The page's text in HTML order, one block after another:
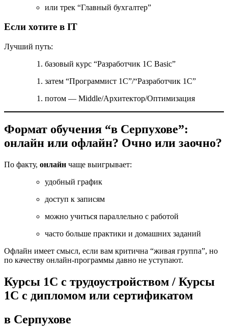
или трек “Главный бухгалтер”
Если хотите в IT
Лучший путь:
базовый курс “Разработчик 1С Basic”
затем “Программист 1С”/“Разработчик 1С”
потом — Middle/Архитектор/Оптимизация
Формат обучения “в Серпухове”:
онлайн или офлайн? Очно или заочно?
По факту, онлайн чаще выигрывает:
удобный график
доступ к записям
можно учиться параллельно с работой
часто больше практики и домашних заданий
Офлайн имеет смысл, если вам критична “живая группа”, но
по качеству онлайн-программы давно не уступают.
Курсы 1С с трудоустройством / Курсы
1С с дипломом или сертификатом
в Серпухове